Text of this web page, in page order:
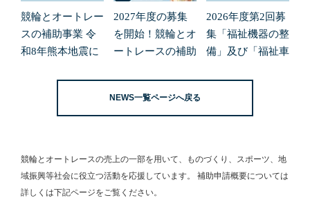
競輪とオートレー
スの補助事業 令
和8年熊本地震に
2027年度の募集
を開始！競輪とオ
ートレースの補助
2026年度第2回募
集「福祉機器の整
備」及び「福祉車
NEWS一覧ページへ戻る
競輪とオートレースの売上の一部を用いて、
ものづくり、スポーツ、地
域振興等社会に役立つ活動を応援しています。
補助申請概要については
詳しくは下記ページをご覧ください。